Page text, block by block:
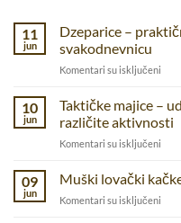
11
jun
Dzeparice –
svakodnevnicu
Komentari su isključeni
10
jun
Taktičke majice –
različite aktivnosti
Komentari su isključeni
09
jun
Muški lovački
Komentari su isključeni